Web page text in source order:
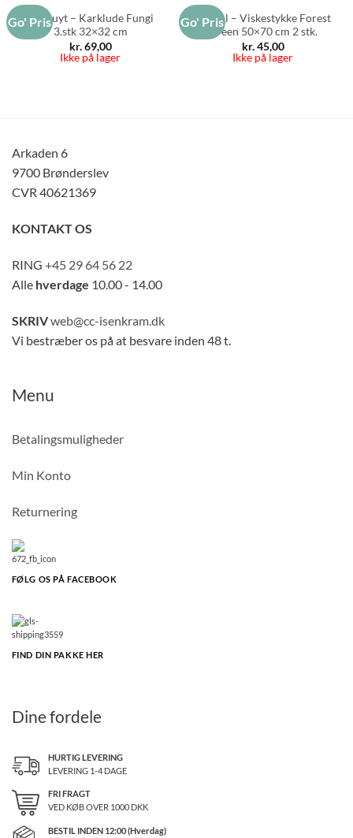
Go' PrisPillivuyt – Karklude Fungi
3.stk 32×32 cm
kr.69,00
Ikke på lager
Go' Pris
Södahl – Viskestykke Forest
Green 50×70 cm 2 stk.
kr.45,00
Ikke på lager
Arkaden 6
9700 Brønderslev
CVR 40621369
KONTAKT OS
RING +45 29 64 56 22
Alle hverdage 10.00 - 14.00
SKRIVweb@cc-isenkram.dk
Vi bestræber os på at besvare inden 48 t.
Menu
Betalingsmuligheder
Min Konto
Returnering
FØLG OS PÅ FACEBOOK
FIND DIN PAKKE HER
Dine fordele
HURTIG LEVERING
LEVERING 1-4 DAGE
FRI FRAGT
VED KØB OVER 1000DKK
BESTIL INDEN 12:00 (Hverdag)